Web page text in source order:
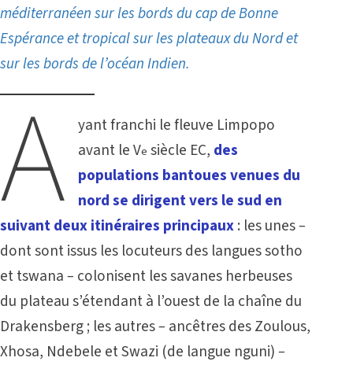
méditerranéen sur les bords du cap de Bonne
Espérance et tropical sur les plateaux du Nord et
sur les bords de l’océan Indien.
A
yant franchi le fleuve Limpopo
avant le Ve siècle EC, des
populations bantoues venues du
nord se dirigent vers le sud en
suivant deux itinéraires principaux: les unes–
dont sont issus les locuteurs des langues sotho
et tswana– colonisent les savanes herbeuses
du plateau s’étendant à l’ouest de la chaîne du
Drakensberg ; les autres– ancêtres des Zoulous,
Xhosa, Ndebele et Swazi (de langue nguni)–